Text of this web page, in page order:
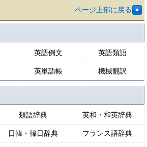
ページ上部に戻る
英語例文 英語類語
英単語帳 機械翻訳
類語辞典 英和・和英辞典
日韓・韓日辞典 フランス語辞典